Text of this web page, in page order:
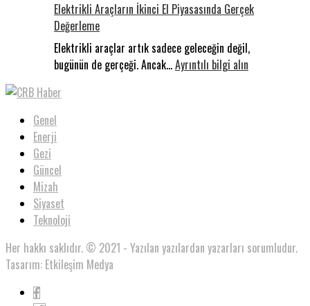
Dolarlık
Dünyada
Füzyon,
Elektrikli Araçların İkinci El Piyasasında Gerçek
Değerleme
Elektrikli araçlar artık sadece geleceğin değil,
bugünün de gerçeği. Ancak…Ayrıntılı bilgi alın
Genel
Enerji
Gezi
Güncel
Mizah
Siyaset
Teknoloji
Her hakkı saklıdır. © 2021 - Yazılan yazılardan yazarları sorumludur.
Tasarım: Etkileşim Medya